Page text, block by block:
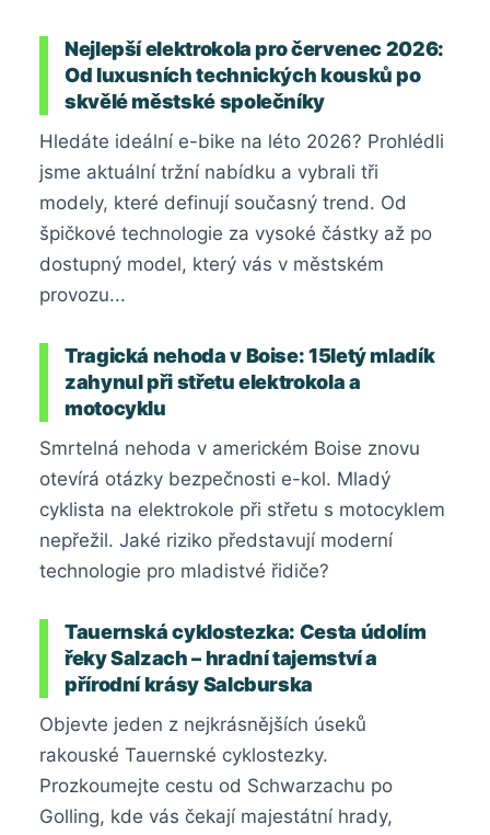
Nejlepší elektrokola pro červenec 2026:
Od luxusních technických kousků po
skvělé městské společníky
Hledáte ideální e-bike na léto 2026? Prohlédli
jsme aktuální tržní nabídku a vybrali tři
modely, které definují současný trend. Od
špičkové technologie za vysoké částky až po
dostupný model, který vás v městském
provozu...
Tragická nehoda v Boise: 15letý mladík
zahynul při střetu elektrokola a
motocyklu
Smrtelná nehoda v americkém Boise znovu
otevírá otázky bezpečnosti e-kol. Mladý
cyklista na elektrokole při střetu s motocyklem
nepřežil. Jaké riziko představují moderní
technologie pro mladistvé řidiče?
Tauernská cyklostezka: Cesta údolím
řeky Salzach – hradní tajemství a
přírodní krásy Salcburska
Objevte jeden z nejkrásnějších úseků
rakouské Tauernské cyklostezky.
Prozkoumejte cestu od Schwarzachu po
Golling, kde vás čekají majestátní hrady,